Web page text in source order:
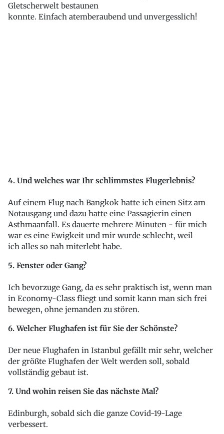
Gletscherwelt bestaunen
konnte. Einfach atemberaubend und unvergesslich!
4. Und welches war Ihr schlimmstes Flugerlebnis?
Auf einem Flug nach Bangkok hatte ich einen Sitz am
Notausgang und dazu hatte eine Passagierin einen
Asthmaanfall. Es dauerte mehrere Minuten - für mich
war es eine Ewigkeit und mir wurde schlecht, weil
ich alles so nah miterlebt habe.
5. Fenster oder Gang?
Ich bevorzuge Gang, da es sehr praktisch ist, wenn man
in Economy-Class fliegt und somit kann man sich frei
bewegen, ohne jemanden zu stören.
6. Welcher Flughafen ist für Sie der Schönste?
Der neue Flughafen in Istanbul gefällt mir sehr, welcher
der größte Flughafen der Welt werden soll, sobald
vollständig gebaut ist.
7. Und wohin reisen Sie das nächste Mal?
Edinburgh, sobald sich die ganze Covid-19-Lage
verbessert.